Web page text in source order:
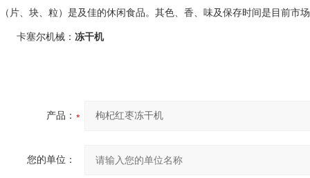
（片、块、粒）是及佳的休闲食品。其色、香、味及保存时间是目前市
卡塞尔机械： 冻干机
产品：
您的单位：